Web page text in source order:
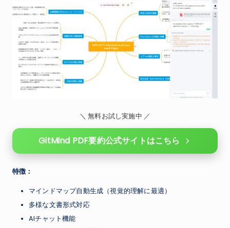
＼ 無料お試し実施中 ／
GitMind PDF要約公式サイトはこちら
特徴：
マインドマップ自動生成（視覚的理解に最適）
多様な文書形式対応
AIチャット機能